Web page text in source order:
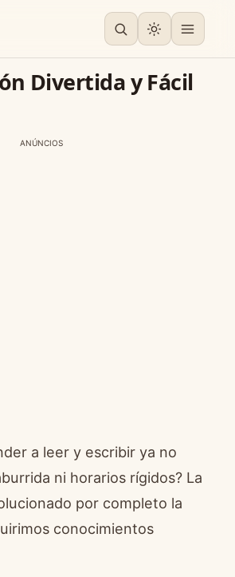
Divertida y Fácil
ANÚNCIOS
a leer y escribir ya no
ni horarios rígidos? La
por completo la
conocimientos